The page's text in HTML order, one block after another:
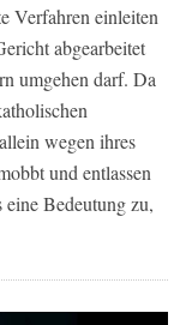
Verfahren einleiten
abgearbeitet
umgehen darf. Da
wegen ihres
und entlassen
Bedeutung zu,